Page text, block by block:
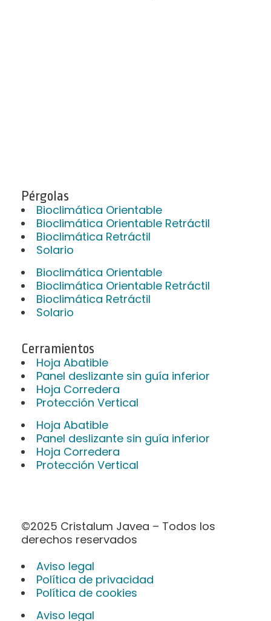
Pérgolas
Bioclimática Orientable
Bioclimática Orientable Retráctil
Bioclimática Retráctil
Solario
Bioclimática Orientable
Bioclimática Orientable Retráctil
Bioclimática Retráctil
Solario
Cerramientos
Hoja Abatible
Panel deslizante sin guía inferior
Hoja Corredera
Protección Vertical
Hoja Abatible
Panel deslizante sin guía inferior
Hoja Corredera
Protección Vertical
©2025 Cristalum Javea – Todos los
derechos reservados
Aviso legal
Política de privacidad
Política de cookies
Aviso legal